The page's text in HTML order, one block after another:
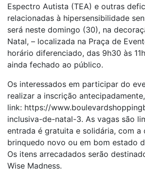
Espectro Autista (TEA) e outras
relacionadas à hipersensibilidade
será neste domingo (30), na
Natal, – localizada na Praça de
horário diferenciado, das 9h30 às
ainda fechado ao público.
Os interessados em participar do
realizar a inscrição
link: https://
inclusiva-de-natal-3. As vagas são
entrada é gratuita e solidária, com a
brinquedo novo ou em bom estado
Os itens arrecadados serão
Wise Madness.